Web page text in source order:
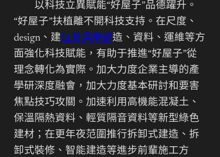
以科技立異賦能“好屋子”品德躍升。
“好屋子”扶植離不開科技支持。在尺度、
design、建包養俱樂部造、資料、運維等方
面強化科技賦能，有助于推進“好屋子”從
理念轉化為實際。加大力度企業主導的產
學研深度融會，加大力度基本研討和要害
焦點技巧攻關。加速利用高機能混凝土、
保溫隔熱資料、輕質隔音資料等新型綠色
建材；在更年夜范圍推行拆卸式建造、拆
卸式裝修、智能建造等進步前輩施工方